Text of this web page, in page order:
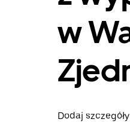
w
Dodaj